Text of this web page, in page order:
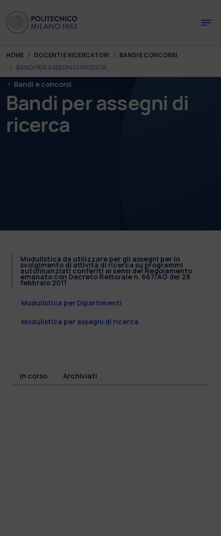
You are here:
HOME DOCENTI E RICERCATORI
BANDI E CONCORSI
BANDI PER ASSEGNI DI RICERCA
Bandi e concorsi
Bandi per assegni di
ricerca
Modulistica da utilizzare per gli assegni per lo
svolgimento di attività di ricerca su programmi
autofinanziati conferiti ai sensi del Regolamento
emanato con Decreto Rettorale n. 667/AG del 28
febbraio 2011
Modulistica per Dipartimenti
Modulistica per assegni di ricerca
In corso Archiviati